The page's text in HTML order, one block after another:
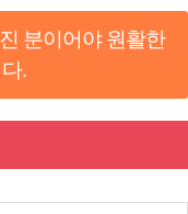
분이어야 원활한
.